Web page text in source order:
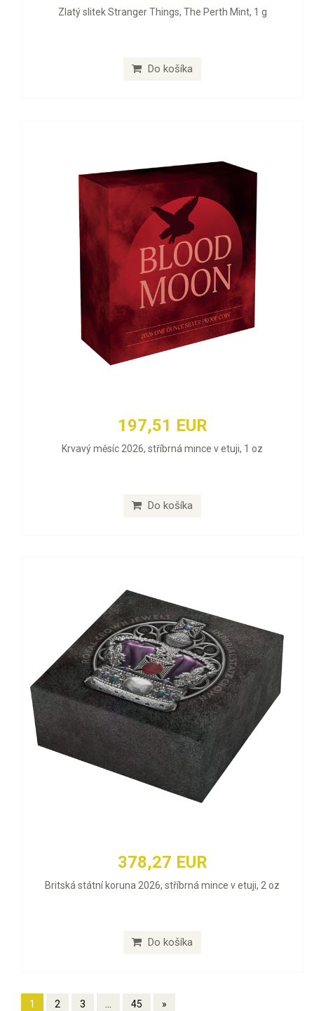
Zlatý slitek Stranger Things, The Perth Mint, 1 g
Do košíka
197,51 EUR
Krvavý měsíc 2026, stříbrná mince v etuji, 1 oz
Do košíka
378,27 EUR
Britská státní koruna 2026, stříbrná mince v etuji, 2 oz
Do košíka
1 2 3 ... 45 »